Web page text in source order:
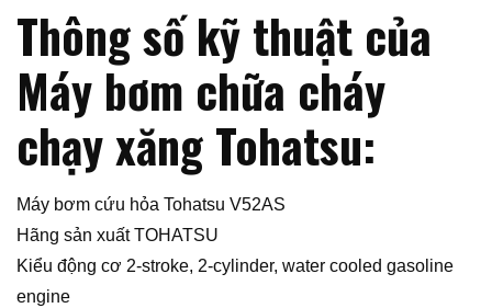
Thông số kỹ thuật của
Máy bơm chữa cháy
chạy xăng Tohatsu:
Máy bơm cứu hỏa Tohatsu V52AS
Hãng sản xuất TOHATSU
Kiểu động cơ 2-stroke, 2-cylinder, water cooled gasoline
engine